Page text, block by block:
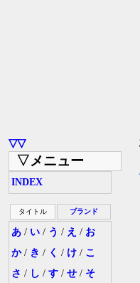
▽▽
▽メニュー
INDEX
タイトル ブランド
あ / い / う / え / お
か/ き / く / け / こ
さ / し / す / せ / そ